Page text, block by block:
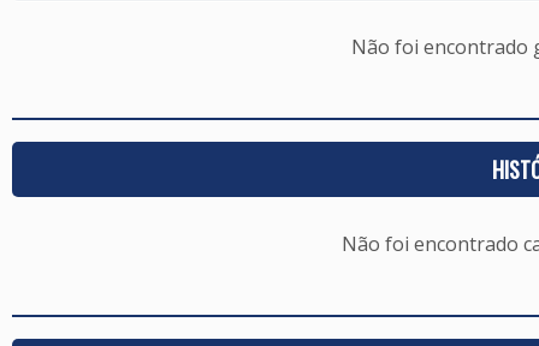
Não foi encontrado
Não foi encontrado